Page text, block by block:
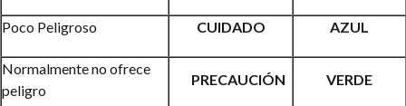
Poco Peligroso CUIDADO AZUL
Normalmente no ofrece
peligro
PRECAUCIÓN VERDE